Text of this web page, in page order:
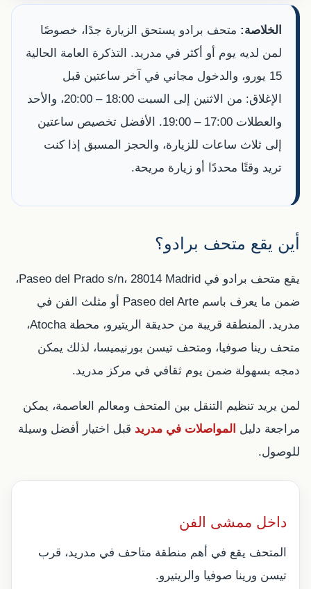
الخلاصة: متحف برادو يستحق الزيارة جدًا، خصوصًا
لمن لديه يوم أو أكثر في مدريد. التذكرة العامة الحالية
15 يورو، والدخول مجاني في آخر ساعتين قبل
الإغلاق: من الاثنين إلى السبت 18:00 – 20:00، والأحد
والعطلات 17:00 – 19:00. الأفضل تخصيص ساعتين
إلى ثلاث ساعات للزيارة، والحجز المسبق إذا كنت
تريد وقتًا محددًا أو زيارة مريحة.
أين يقع متحف برادو؟
يقع متحف برادو في Paseo del Prado s/n، 28014 Madrid،
ضمن ما يعرف باسم Paseo del Arte أو مثلث الفن في
مدريد. المنطقة قريبة من حديقة الريتيرو، محطة Atocha،
متحف رينا صوفيا، ومتحف تيسن بورنيميسا، لذلك يمكن
دمجه بسهولة ضمن يوم ثقافي في مركز مدريد.
لمن يريد تنظيم التنقل بين المتحف ومعالم العاصمة، يمكن
مراجعة دليل المواصلات في مدريد قبل اختيار أفضل وسيلة
للوصول.
داخل ممشى الفن
المتحف يقع في أهم منطقة متاحف في مدريد، قرب
تيسن ورينا صوفيا والريتيرو.